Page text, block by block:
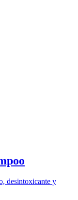
desintoxicante y